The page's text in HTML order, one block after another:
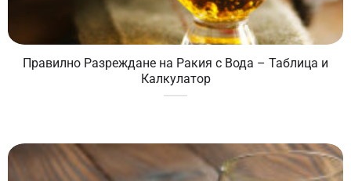
Правилно Разреждане на Ракия с Вода – Таблица и
Калкулатор